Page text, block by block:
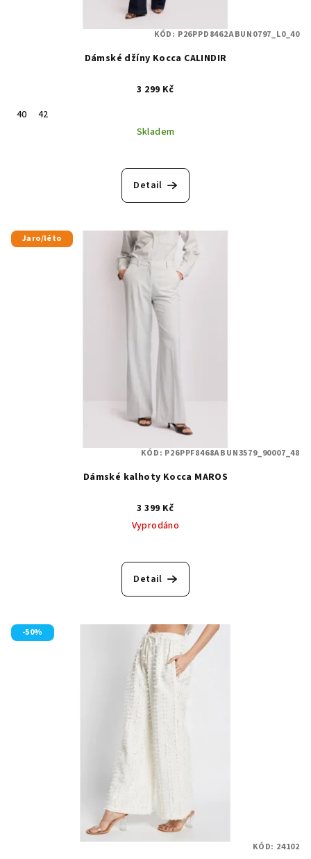
Dámské džíny Kocca CALINDIR
3 299 Kč
40
42
Skladem
Detail
KÓD: P26PPD8462ABUN0797_L0_40
Jaro/léto
Dámské kalhoty Kocca MAROS
3 399 Kč
Vyprodáno
Detail
KÓD: P26PPF8468ABUN3579_90007_48
-50%
KÓD: 24102